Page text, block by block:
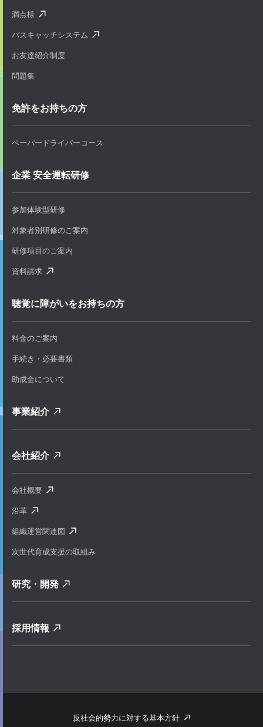
満点様
バスキャッチシステム
お友達紹介制度
問題集
免許をお持ちの方
ペーパードライバーコース
企業 安全運転研修
参加体験型研修
対象者別研修のご案内
研修項目のご案内
資料請求
聴覚に障がいをお持ちの方
料金のご案内
手続き・必要書類
助成金について
事業紹介
会社紹介
会社概要
沿革
組織運営関連図
次世代育成支援の取組み
研究・開発
採用情報
反社会的勢力に対する基本方針